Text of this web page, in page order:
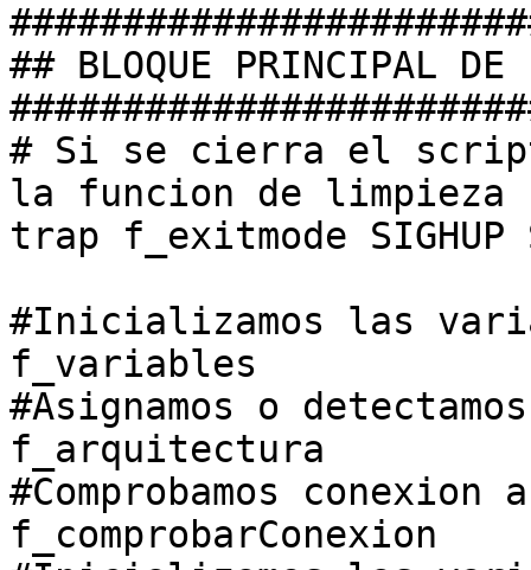
## BLOQUE PRINCIPAL DE
# Si se cierra el script
la funcion de limpieza
trap f_exitmode SIGHUP
#Inicializamos las
f_variables
#Asignamos o
f_arquitectura
#Comprobamos
f_comprobarConexion